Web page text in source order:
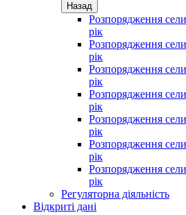
Назад
Розпорядження
рік
Розпорядження
рік
Розпорядження
рік
Розпорядження
рік
Розпорядження
рік
Розпорядження
рік
Розпорядження
рік
Регуляторна діяльність
Відкриті дані